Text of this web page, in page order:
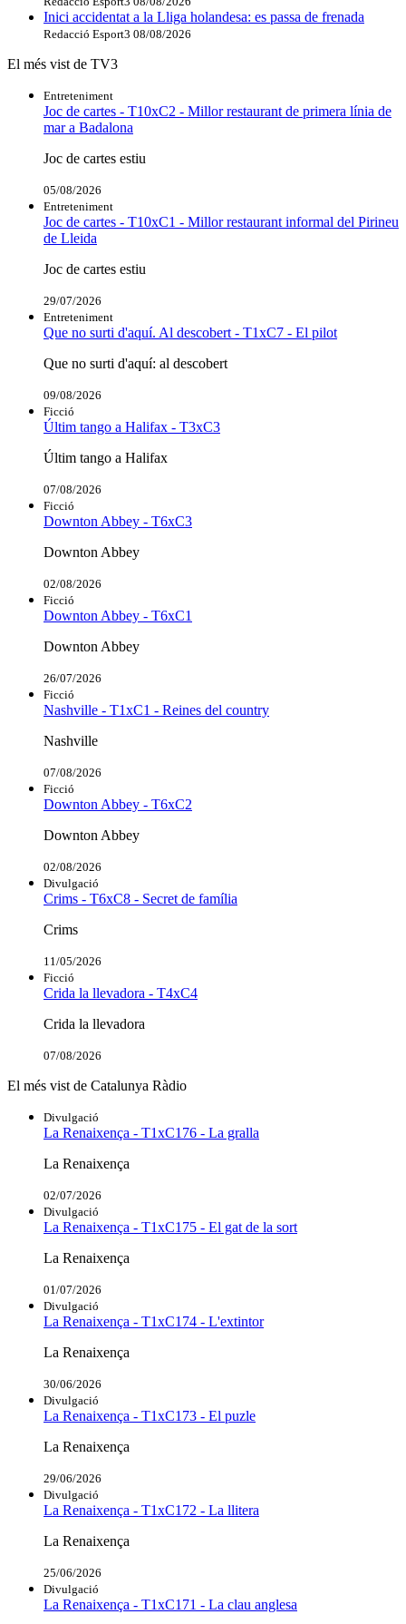
Inici accidentat a la Lliga holandesa: es passa de frenada
Redacció Esport3 08/08/2026
El més vist de TV3
Entreteniment
Joc de cartes - T10xC2 - Millor restaurant de primera línia de
mar a Badalona
Joc de cartes estiu
05/08/2026
Entreteniment
Joc de cartes - T10xC1 - Millor restaurant informal del Pirineu
de Lleida
Joc de cartes estiu
29/07/2026
Entreteniment
Que no surti d'aquí. Al descobert - T1xC7 - El pilot
Que no surti d'aquí: al descobert
09/08/2026
Ficció
Últim tango a Halifax - T3xC3
Últim tango a Halifax
07/08/2026
Ficció
Downton Abbey - T6xC3
Downton Abbey
02/08/2026
Ficció
Downton Abbey - T6xC1
Downton Abbey
26/07/2026
Ficció
Nashville - T1xC1 - Reines del country
Nashville
07/08/2026
Ficció
Downton Abbey - T6xC2
Downton Abbey
02/08/2026
Divulgació
Crims - T6xC8 - Secret de família
Crims
11/05/2026
Ficció
Crida la llevadora - T4xC4
Crida la llevadora
07/08/2026
El més vist de Catalunya Ràdio
Divulgació
La Renaixença - T1xC176 - La gralla
La Renaixença
02/07/2026
Divulgació
La Renaixença - T1xC175 - El gat de la sort
La Renaixença
01/07/2026
Divulgació
La Renaixença - T1xC174 - L'extintor
La Renaixença
30/06/2026
Divulgació
La Renaixença - T1xC173 - El puzle
La Renaixença
29/06/2026
Divulgació
La Renaixença - T1xC172 - La llitera
La Renaixença
25/06/2026
Divulgació
La Renaixença - T1xC171 - La clau anglesa